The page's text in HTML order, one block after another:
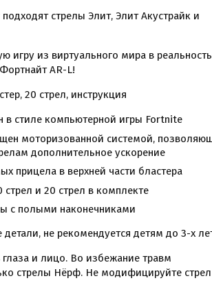
стрелы Элит, Элит Акустрайк и
игру из виртуального мира в
AR-L!
20 стрел, инструкция
в стиле компьютерной игры Fortnite
моторизованной системой,
дополнительное ускорение
прицела в верхней части бластера
стрел и 20 стрел в комплекте
с полыми наконечниками
не рекомендуется детям до 3-х
глаза и лицо. Во избежание травм
стрелы Нёрф. Не модифицируйте